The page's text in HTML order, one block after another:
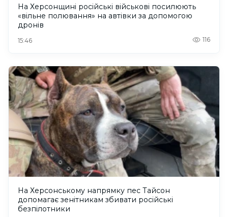
На Херсонщині російські військові посилюють
«вільне полювання» на автівки за допомогою
дронів
15:46 116
На Херсонському напрямку пес Тайсон
допомагає зенітникам збивати російські
безпілотники